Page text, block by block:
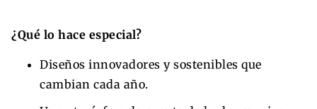
¿Qué lo hace especial?
Diseños innovadores y sostenibles que
cambian cada año.